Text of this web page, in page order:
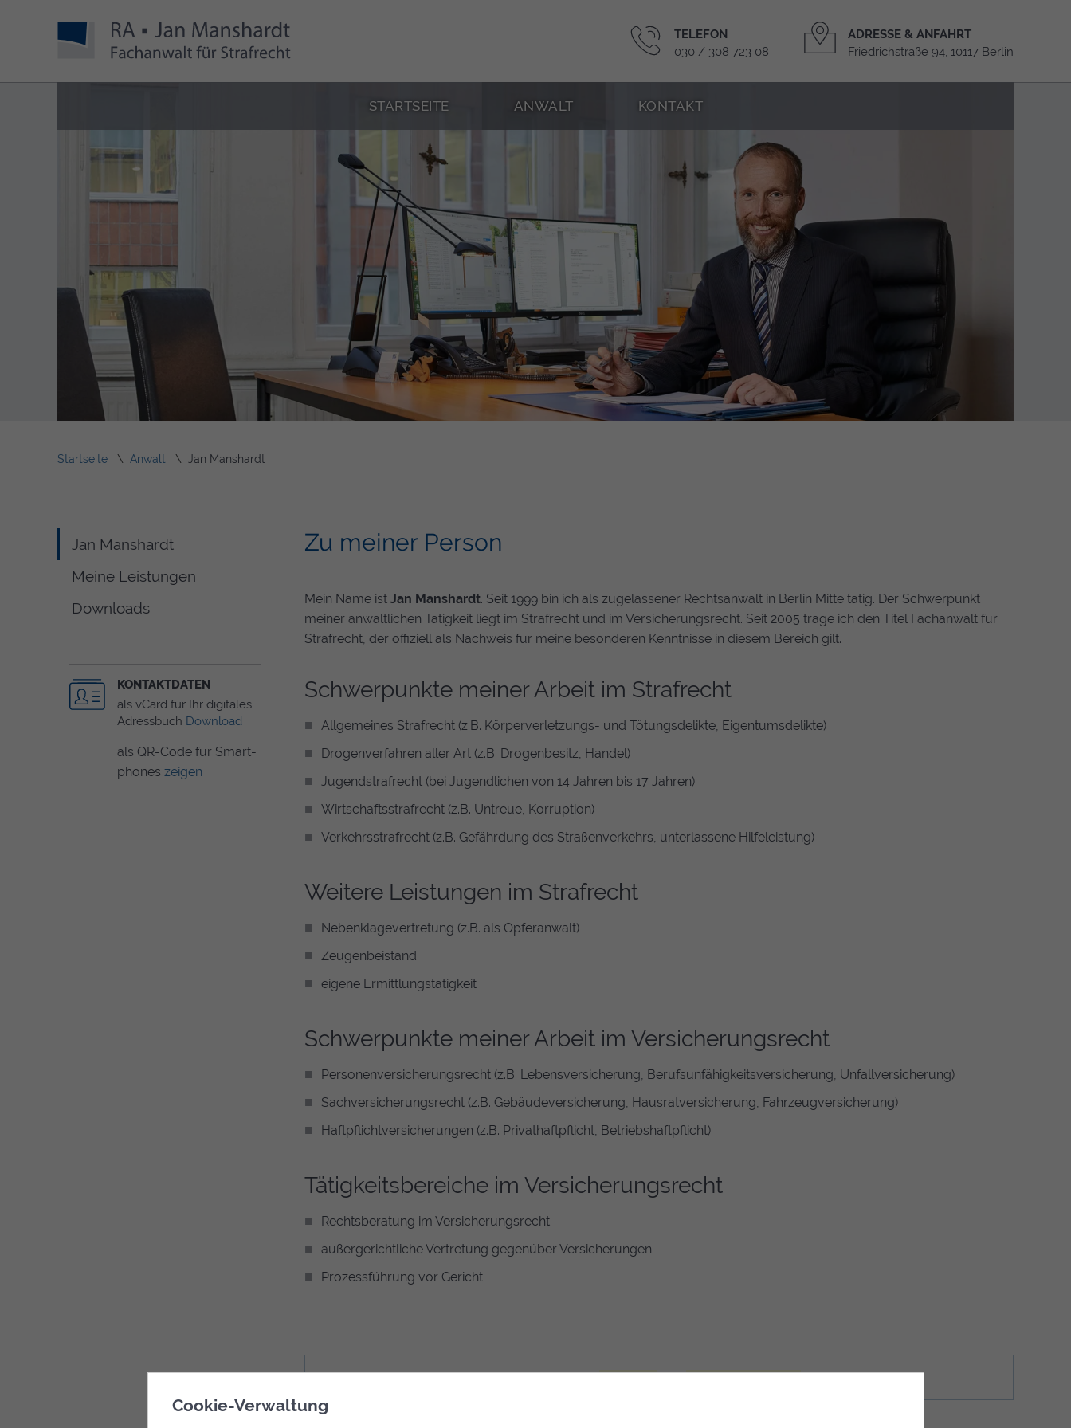
TELEFON
030 / 308 723 08
ADRESSE & ANFAHRT
Friedrichstraße 94, 10117 Berlin
STARTSEITE ANWALT KONTAKT
Startseite Anwalt Jan Manshardt
Zu meiner Person
Mein Name ist Jan Manshardt. Seit 1999 bin ich als zugelassener Rechtsanwalt in Berlin Mitte tätig. Der Schwerpunkt
meiner anwaltlichen Tätigkeit liegt im Strafrecht und im Versicherungsrecht. Seit 2005 trage ich den Titel Fachanwalt für
Strafrecht, der offiziell als Nachweis für meine besonderen Kenntnisse in diesem Bereich gilt.
Schwerpunkte meiner Arbeit im Strafrecht
Allgemeines Strafrecht (z.B. Körperverletzungs- und Tötungsdelikte, Eigentumsdelikte)
Drogenverfahren aller Art (z.B. Drogenbesitz, Handel)
Jugendstrafrecht (bei Jugendlichen von 14 Jahren bis 17 Jahren)
Wirtschaftsstrafrecht (z.B. Untreue, Korruption)
Verkehrsstrafrecht (z.B. Gefährdung des Straßenverkehrs, unterlassene Hilfeleistung)
Weitere Leistungen im Strafrecht
Nebenklagevertretung (z.B. als Opferanwalt)
Zeugenbeistand
eigene Ermittlungstätigkeit
Schwerpunkte meiner Arbeit im Versicherungsrecht
Personenversicherungsrecht (z.B. Lebensversicherung, Berufsunfähigkeitsversicherung, Unfallversicherung)
Sachversicherungsrecht (z.B. Gebäudeversicherung, Hausratversicherung, Fahrzeugversicherung)
Haftpflichtversicherungen (z.B. Privathaftpflicht, Betriebshaftpflicht)
Tätigkeitsbereiche im Versicherungsrecht
Rechtsberatung im Versicherungsrecht
außergerichtliche Vertretung gegenüber Versicherungen
Prozessführung vor Gericht
Besuchen Sie meine Fachseiten zu den ThemenStrafrecht undVersicherungsrecht .
Jan Manshardt
Meine Leistungen
Downloads
KONTAKTDATEN
als vCard für Ihr digitales
Adressbuch Download
als QR-Code für Smart­­
phones zeigen
Cookie-Verwaltung